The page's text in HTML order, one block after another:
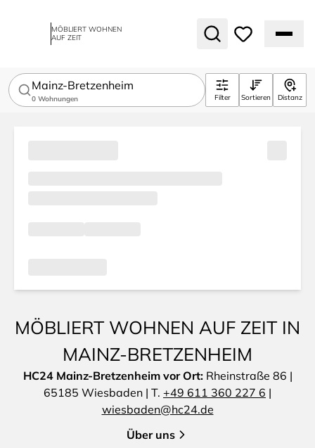
MÖBLIERT WOHNEN
AUF ZEIT
Mainz-Bretzenheim
0 Wohnungen Filter Sortieren Distanz
MÖBLIERT WOHNEN AUF ZEIT IN
MAINZ-BRETZENHEIM
HC24 Mainz-Bretzenheim vor Ort: Rheinstraße 86 |
65185 Wiesbaden | T. +49 611 360 227 6 |
wiesbaden@hc24.de
Über uns